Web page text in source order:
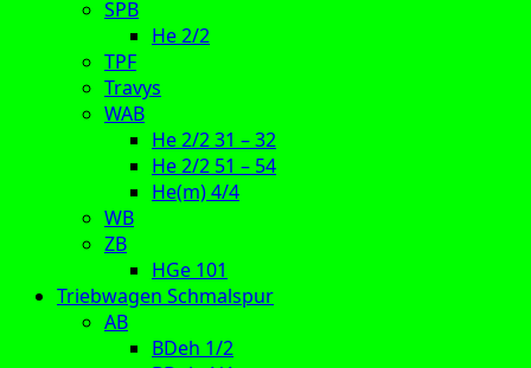
SPB
He 2/2
TPF
Travys
WAB
He 2/2 31 – 32
He 2/2 51 – 54
He(m) 4/4
WB
ZB
HGe 101
Triebwagen Schmalspur
AB
BDeh 1/2